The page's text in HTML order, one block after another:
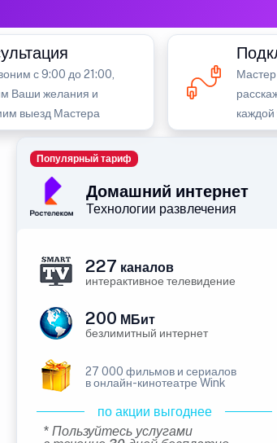
с 9:00 до 21:00,
Ваши желания и
выезд Мастера
Мастер
каждой
Домашний интернет
Технологии развлечения
Популярный тариф
227 каналов
интерактивное телевидение
200 МБит
безлимитный интернет
27 000 фильмов и сериалов
в онлайн-кинотеатре Wink
по акции выгоднее
* Пользуйтесь услугами